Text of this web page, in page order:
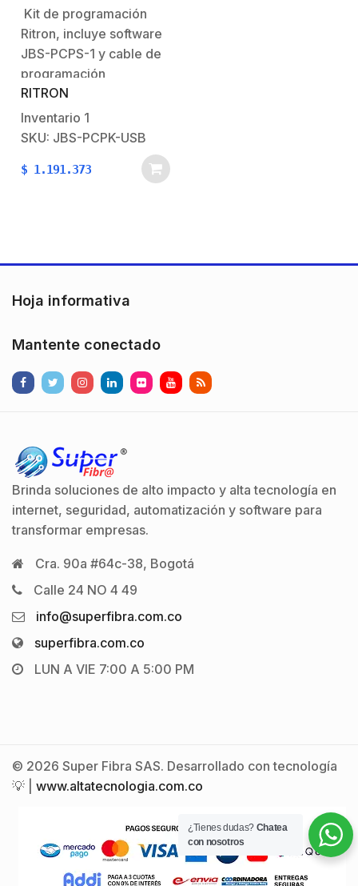
Kit de programación
Ritron, incluye software
JBS-PCPS-1 y cable de
programación
USB. Compatible con
equipos de las
series:JBSPBSRDC446
RITRON
Inventario 1
SKU: JBS-PCPK-USB
$ 1.191.373
Hoja informativa
Mantente conectado
Brinda soluciones de alto impacto y alta tecnología en
internet, seguridad, automatización y software para
transformar empresas.
Cra. 90a #64c-38, Bogotá
Calle 24 NO 4 49
info@superfibra.com.co
superfibra.com.co
LUN A VIE 7:00 A 5:00 PM
© 2026 Super Fibra SAS. Desarrollado con tecnología
💡 | www.altatecnologia.com.co
¿Tienes dudas? Chatea
con nosotros